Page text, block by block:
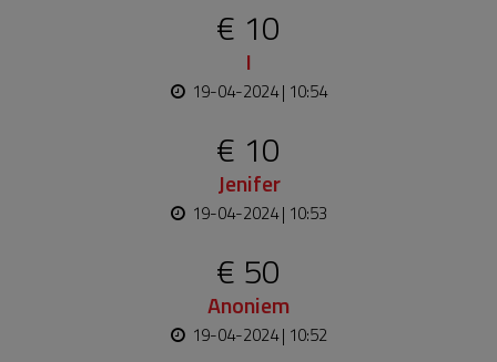
€ 10
I
19-04-2024 | 10:54
€ 10
Jenifer
19-04-2024 | 10:53
€ 50
Anoniem
19-04-2024 | 10:52